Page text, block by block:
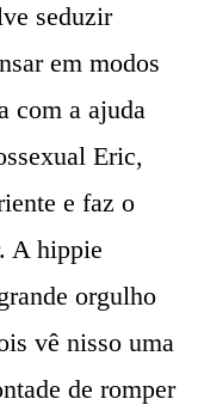
seduzir
em modos
com a ajuda
Eric,
e faz o
A hippie
orgulho
vê nisso uma
de romper